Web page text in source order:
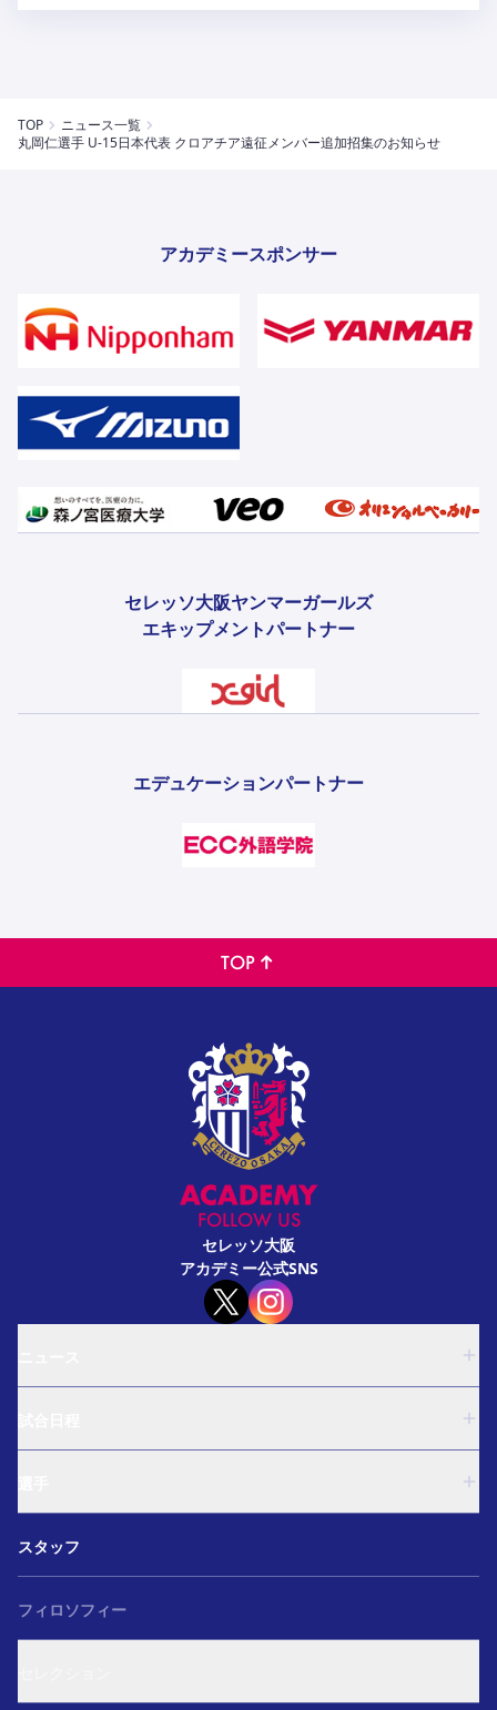
TOP
ニュース一覧
丸岡仁選手 U-15日本代表 クロアチア遠征メンバー追加招集のお知らせ
アカデミースポンサー
セレッソ大阪ヤンマーガールズ
エキップメントパートナー
エデュケーションパートナー
TOP
FOLLOW US
セレッソ大阪
アカデミー公式SNS
ガールズU-15
和歌山U-15
ガールズU-15
U-18
和歌山U-15
スタッフ
フィロソフィー